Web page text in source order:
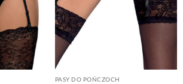
PASY DO POŃCZOCH